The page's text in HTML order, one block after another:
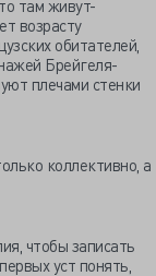
там живут-
возрасту
обитателей,
Брейгеля-
плечами стенки
коллективно, а
чтобы записать
уст понять,